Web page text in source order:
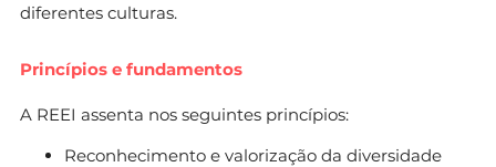
diferentes culturas.
Princípios e fundamentos
A REEI assenta nos seguintes princípios:
Reconhecimento e valorização da diversidade